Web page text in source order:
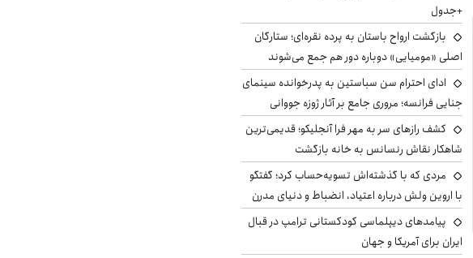
+جدول
بازگشت ارواح باستان به پرده نقره‌ای؛ ستارگان
اصلی «مومیایی» دوباره دور هم جمع می‌شوند
ادای احترام سن سباستین به پدرخوانده سینمای
جنایی فرانسه؛ مروری جامع بر آثار ژوزه جووانی
کشف رازهای سر به مهر فرا آنجلیکو؛ قدیمی‌ترین
شاهکار نقاش رنسانس به خانه بازگشت
مردی که با گذشته‌اش تسویه‌حساب کرد؛ گفتگو
با اروین ولش درباره اعتیاد، انضباط و دنیای مدرن
پیامدهای دیپلماسی کودکستانی ترامپ در قبال
ایران برای آمریکا و جهان